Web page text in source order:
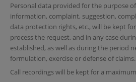
Personal data provided for the purpose
information, complaint, suggestion,
data protection rights, etc., will be kept
process the request, and in any case
established, as well as during the period
formulation, exercise or defense of claims.
Call recordings will be kept for a